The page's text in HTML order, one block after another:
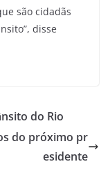
são cidadãs
disse
do Rio
do próximo pr
esidente